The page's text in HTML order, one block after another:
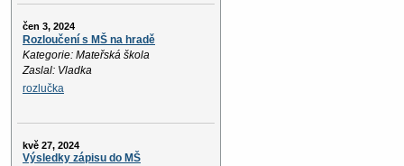
čen 3, 2024
Rozloučení s MŠ na hradě
Kategorie: Mateřská škola
Zaslal: Vladka
rozlučka
kvě 27, 2024
Výsledky zápisu do MŠ